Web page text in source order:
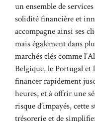
un ensemble de
solidité financière et
accompagne ainsi ses
mais également dans
marchés clés comme
Belgique, le Portugal et
financer rapidement
heures, et à offrir une
risque d’impayés, cette
trésorerie et de